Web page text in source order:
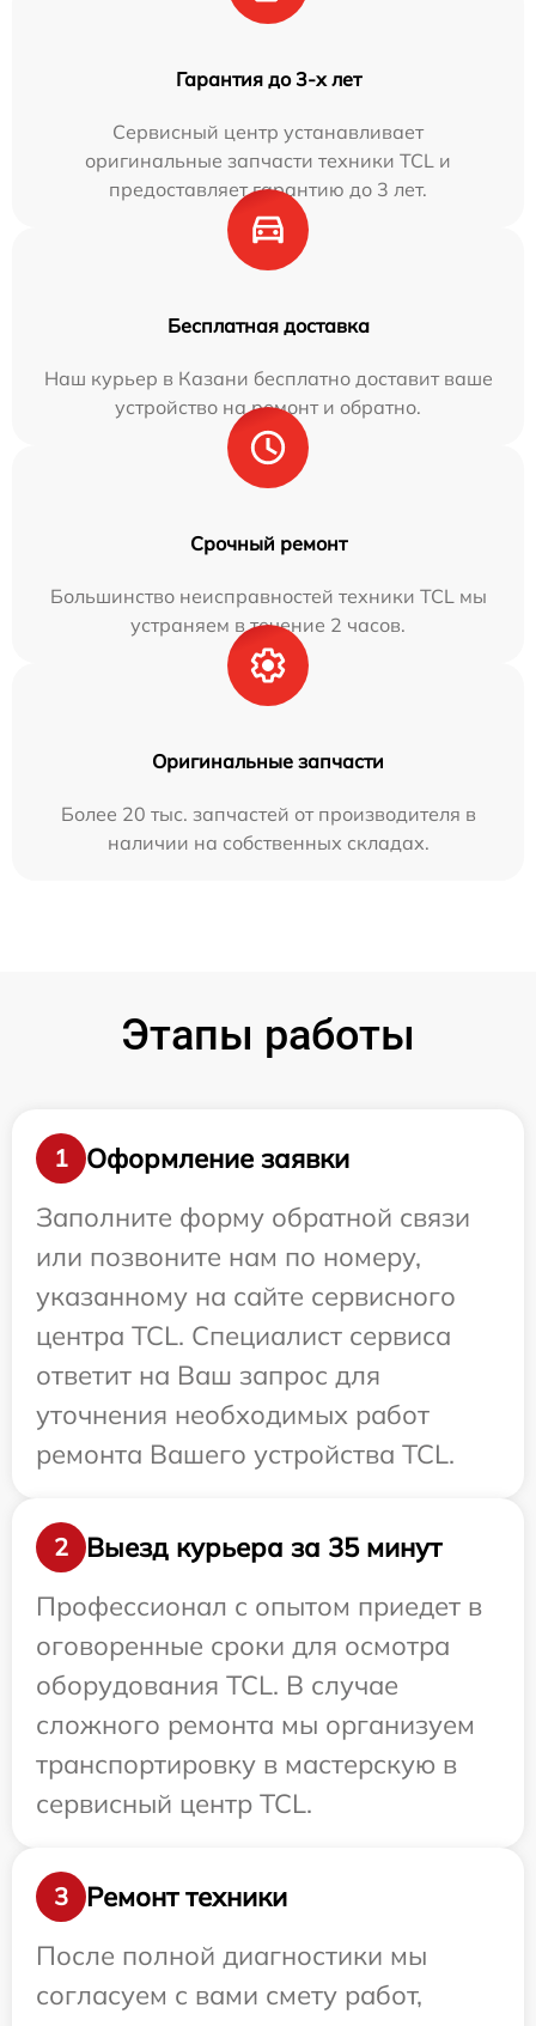
Гарантия до 3-х лет
Сервисный центр устанавливает
оригинальные запчасти техники TCL и
предоставляет гарантию до 3 лет.
Бесплатная доставка
Наш курьер в Казани бесплатно доставит ваше
устройство на ремонт и обратно.
Срочный ремонт
Большинство неисправностей техники TCL мы
устраняем в течение 2 часов.
Оригинальные запчасти
Более 20 тыс. запчастей от производителя в
наличии на собственных складах.
Этапы работы
1
Оформление заявки
Заполните форму обратной связи
или позвоните нам по номеру,
указанному на сайте сервисного
центра TCL. Специалист сервиса
ответит на Ваш запрос для
уточнения необходимых работ
ремонта Вашего устройства TCL.
2
Выезд курьера за 35 минут
Профессионал с опытом приедет в
оговоренные сроки для осмотра
оборудования TCL. В случае
сложного ремонта мы организуем
транспортировку в мастерскую в
сервисный центр TCL.
3
Ремонт техники
После полной диагностики мы
согласуем с вами смету работ,